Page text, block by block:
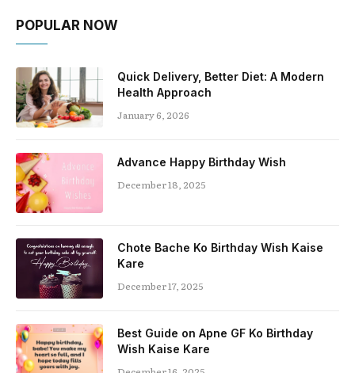
POPULAR NOW
Quick Delivery, Better Diet: A Modern
Health Approach
January 6, 2026
Advance Happy Birthday Wish
December 18, 2025
Chote Bache Ko Birthday Wish Kaise
Kare
December 17, 2025
Best Guide on Apne GF Ko Birthday
Wish Kaise Kare